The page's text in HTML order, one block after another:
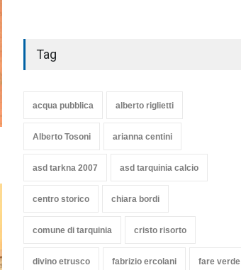
Tag
acqua pubblica alberto riglietti
Alberto Tosoni arianna centini
asd tarkna 2007 asd tarquinia calcio
centro storico chiara bordi
comune di tarquinia cristo risorto
divino etrusco fabrizio ercolani fare verde